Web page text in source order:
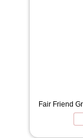
Fair Friend